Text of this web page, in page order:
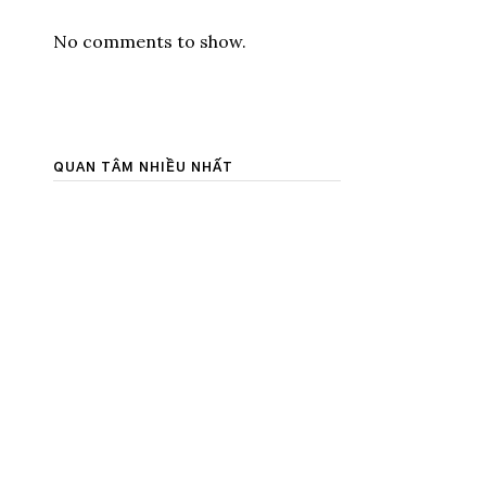
No comments to show.
QUAN TÂM NHIỀU NHẤT